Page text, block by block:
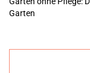
Garten